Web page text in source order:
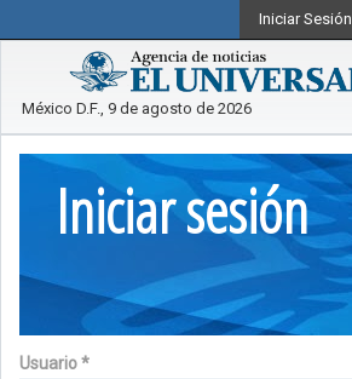
Iniciar Sesión
México D.F., 9 de agosto de 2026
Iniciar sesión
Usuario*